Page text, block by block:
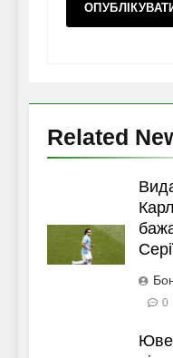
Related
0